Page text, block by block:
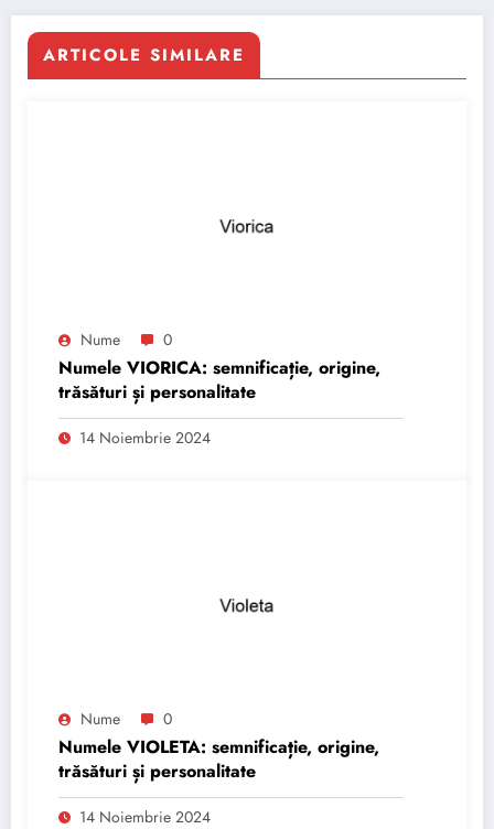
ARTICOLE SIMILARE
Nume 0
Numele VIORICA: semnificație, origine,
trăsături și personalitate
14 Noiembrie 2024
Nume 0
Numele VIOLETA: semnificație, origine,
trăsături și personalitate
14 Noiembrie 2024